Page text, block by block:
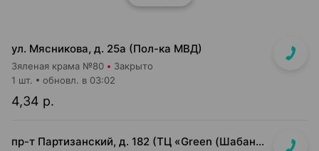
ул. Мясникова, д. 25а (Пол-ка МВД)
Зяленая крама №80 Закрыто
4,34 р.
1 шт. обновл. в 03:02
пр-т Партизанский, д. 182 (ТЦ «Green (Шабаны)» островок напротив касс)